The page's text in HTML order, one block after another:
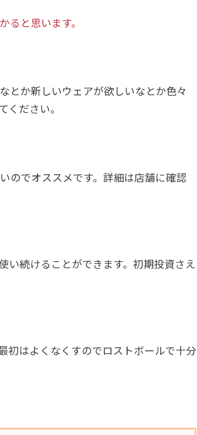
と思います。
とか新しいウェアが欲しいなとか色々
ださい。
のでオススメです。詳細は店舗に確認
い続けることができます。初期投資さえ
初はよくなくすのでロストボールで十分